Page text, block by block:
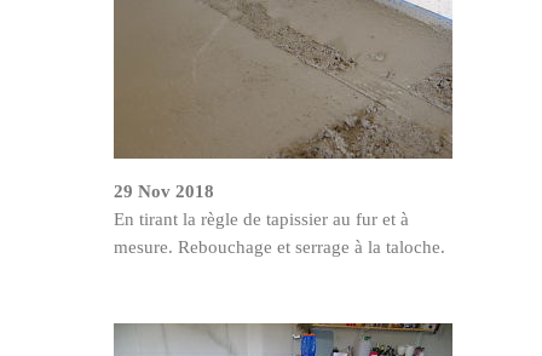
29 Nov 2018
En tirant la règle de tapissier au fur et à
mesure. Rebouchage et serrage à la taloche.